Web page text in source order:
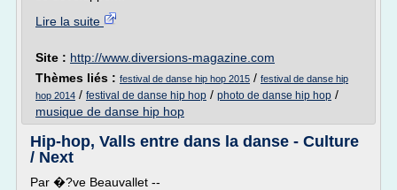
Lire la suite
Site : http://www.diversions-magazine.com
Thèmes liés : festival de danse hip hop 2015 / festival de danse hip
hop 2014 / festival de danse hip hop / photo de danse hip hop /
musique de danse hip hop
Hip-hop, Valls entre dans la danse - Culture
/ Next
Par �?ve Beauvallet --